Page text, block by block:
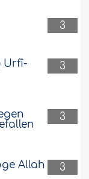
3
3
Urfî-
3
3
Allah